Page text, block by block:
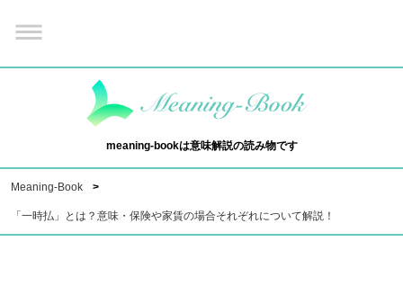
meaning-bookは意味解説の読み物です
Meaning-Book
「一時払」とは？意味・保険や家賃の場合それぞれについて解説！